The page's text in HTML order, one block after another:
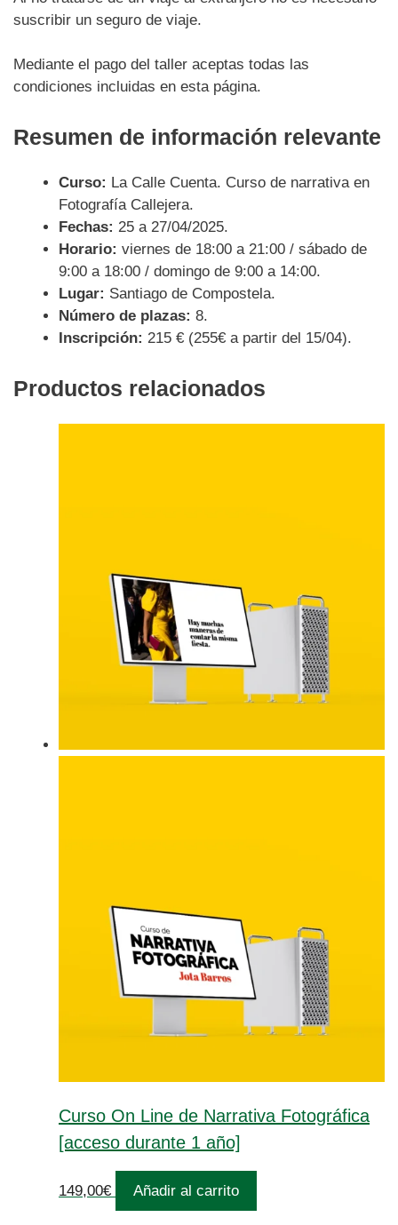
suscribir un seguro de viaje.
Mediante el pago del taller aceptas todas las
condiciones incluidas en esta página.
Resumen de información relevante
Curso: La Calle Cuenta. Curso de narrativa en
Fotografía Callejera.
Fechas: 25 a 27/04/2025.
Horario: viernes de 18:00 a 21:00 / sábado de
9:00 a 18:00 / domingo de 9:00 a 14:00.
Lugar: Santiago de Compostela.
Número de plazas: 8.
Inscripción: 215 € (255€ a partir del 15/04).
Productos relacionados
Curso On Line de Narrativa Fotográfica
[acceso durante 1 año]
149,00€ Añadir al carrito